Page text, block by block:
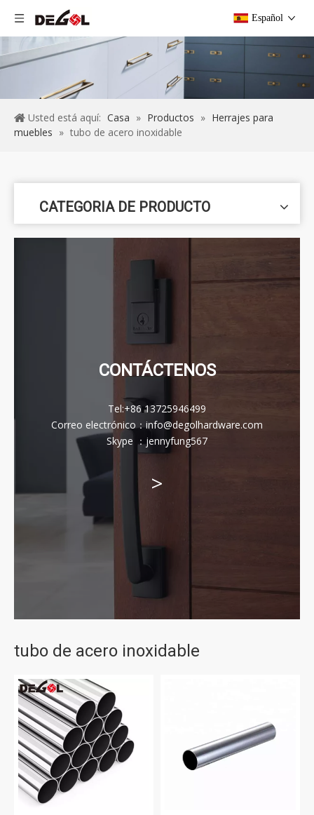
Español
Usted está aquí: Casa » Productos » Herrajes para
muebles » tubo de acero inoxidable
CATEGORIA DE PRODUCTO
CONTÁCTENOS
Tel:+86 13725946499
Correo electrónico ： info@degolhardware.com
Skype ： jennyfung567
>
tubo de acero inoxidable